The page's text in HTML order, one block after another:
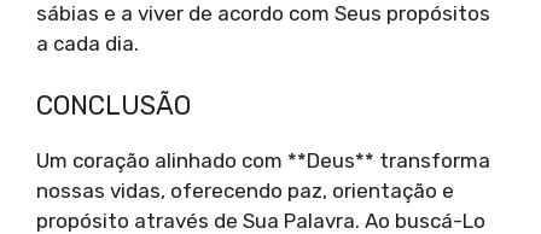
sábias e a viver de acordo com Seus propósitos
a cada dia.
CONCLUSÃO
Um coração alinhado com **Deus** transforma
nossas vidas, oferecendo paz, orientação e
propósito através de Sua Palavra. Ao buscá-Lo